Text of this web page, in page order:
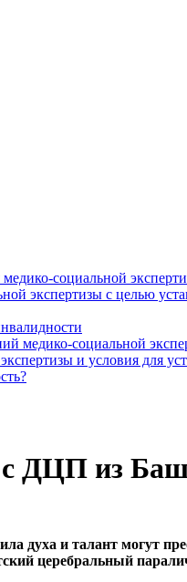
социальной
экспертизы с целью
медико-социальной
и условия для
ДЦП из
духа и талант могут
церебральный